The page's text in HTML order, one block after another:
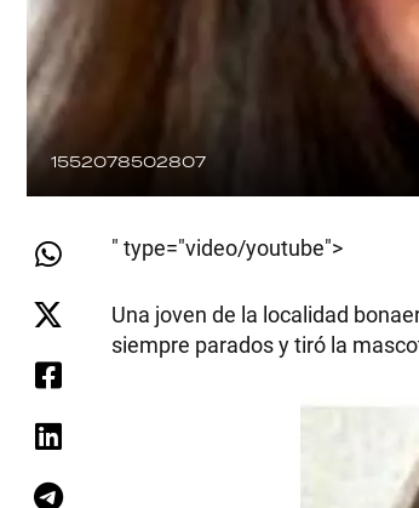
1552078502807
" type="video/youtube">
Una joven de la localidad
siempre parados y tiró la